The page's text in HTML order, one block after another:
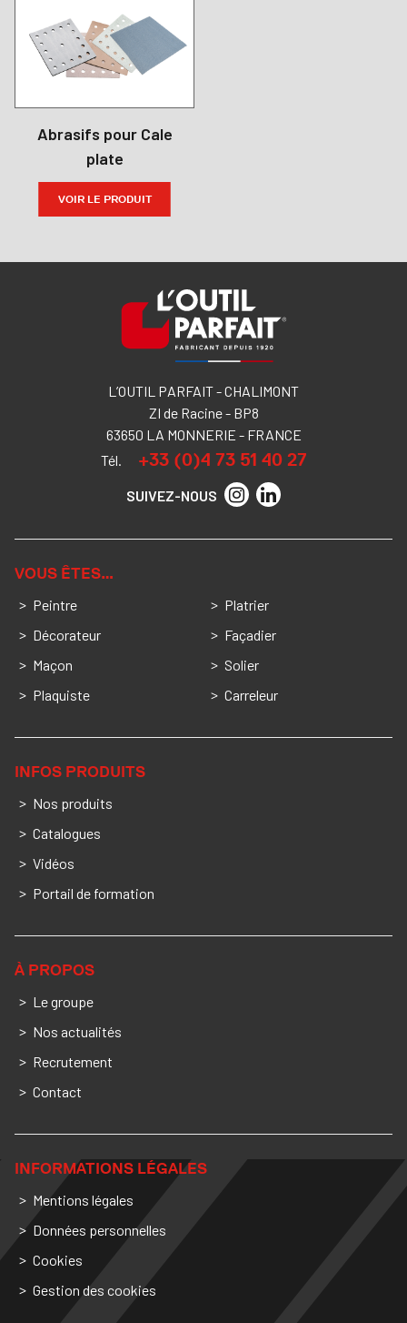
Abrasifs pour Cale
plate
VOIR LE PRODUIT
L’OUTIL PARFAIT - CHALIMONT
ZI de Racine - BP8
63650 LA MONNERIE - FRANCE
Tél.
+33 (0)4 73 51 40 27
SUIVEZ-NOUS
VOUS ÊTES…
Peintre
Décorateur
Maçon
Plaquiste
Platrier
Façadier
Solier
Carreleur
INFOS PRODUITS
Nos produits
Catalogues
Vidéos
Portail de formation
À PROPOS
Le groupe
Nos actualités
Recrutement
Contact
INFORMATIONS LÉGALES
Mentions légales
Données personnelles
Cookies
Gestion des cookies